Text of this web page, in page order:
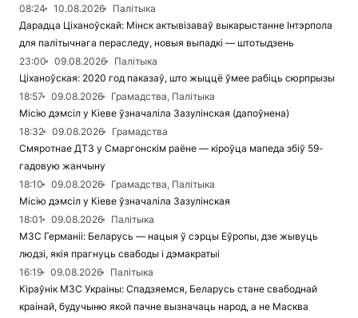
08:24
10.08.2026
Палітыка
Дарадца Ціханоўскай: Мінск актывізаваў выкарыстанне Інтэрпола
для палітычнага пераследу, новыя выпадкі — штотыдзень
23:00
09.08.2026
Палітыка
Ціханоўская: 2020 год паказаў, што жыццё ўмее рабіць сюрпрызы
18:57
09.08.2026
Грамадства, Палітыка
Місію дэмсіл у Кіеве ўзначаліла Зазулінская (дапоўнена)
18:32
09.08.2026
Грамадства
Смяротнае ДТЗ у Смаргонскім раёне — кіроўца мапеда збіў 59-
гадовую жанчыну
18:10
09.08.2026
Грамадства, Палітыка
Місію дэмсіл у Кіеве ўзначаліла Зазулінская
18:01
09.08.2026
Палітыка
МЗС Германіі: Беларусь — нацыя ў сэрцы Еўропы, дзе жывуць
людзі, якія прагнуць свабоды і дэмакратыі
16:19
09.08.2026
Палітыка
Кіраўнік МЗС Украіны: Спадзяемся, Беларусь стане свабоднай
краінай, будучыню якой пачне вызначаць народ, а не Масква